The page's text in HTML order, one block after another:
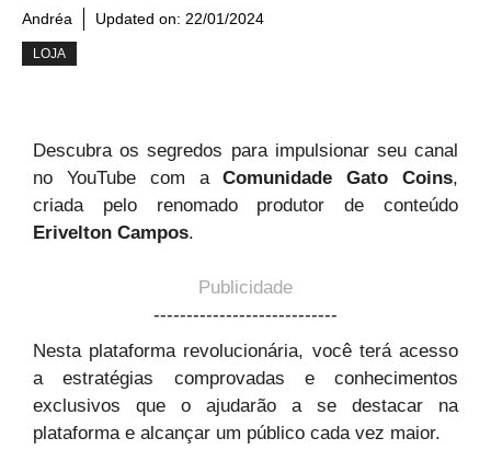
Andréa Updated on: 22/01/2024
LOJA
Descubra os segredos para impulsionar seu canal
no YouTube com aComunidade Gato Coins,
criada pelo renomado produtor de conteúdo
Erivelton Campos.
Publicidade
----------------------------
Nesta plataforma revolucionária, você terá acesso
a estratégias comprovadas e conhecimentos
exclusivos que o ajudarão a se destacar na
plataforma e alcançar um público cada vez maior.